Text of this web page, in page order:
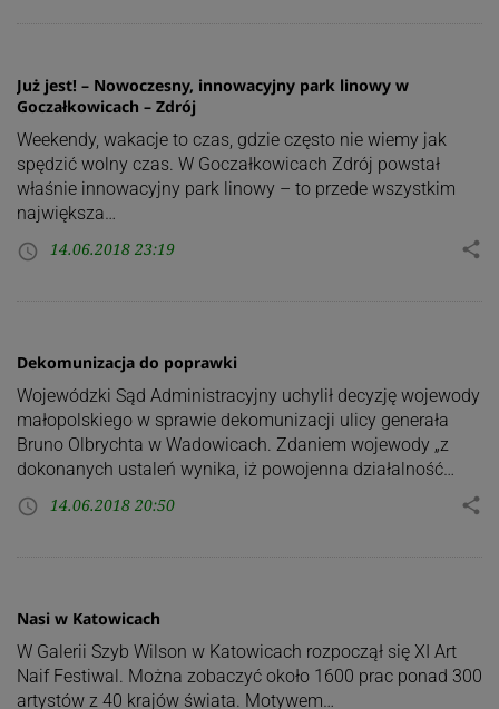
Już jest! – Nowoczesny, innowacyjny park linowy w
Goczałkowicach – Zdrój
Weekendy, wakacje to czas, gdzie często nie wiemy jak
spędzić wolny czas. W Goczałkowicach Zdrój powstał
właśnie innowacyjny park linowy – to przede wszystkim
największa…
access_time 14.06.2018 23:19 share
Dekomunizacja do poprawki
Wojewódzki Sąd Administracyjny uchylił decyzję wojewody
małopolskiego w sprawie dekomunizacji ulicy generała
Bruno Olbrychta w Wadowicach. Zdaniem wojewody „z
dokonanych ustaleń wynika, iż powojenna działalność…
access_time 14.06.2018 20:50 share
Nasi w Katowicach
W Galerii Szyb Wilson w Katowicach rozpoczął się XI Art
Naif Festiwal. Można zobaczyć około 1600 prac ponad 300
artystów z 40 krajów świata. Motywem…